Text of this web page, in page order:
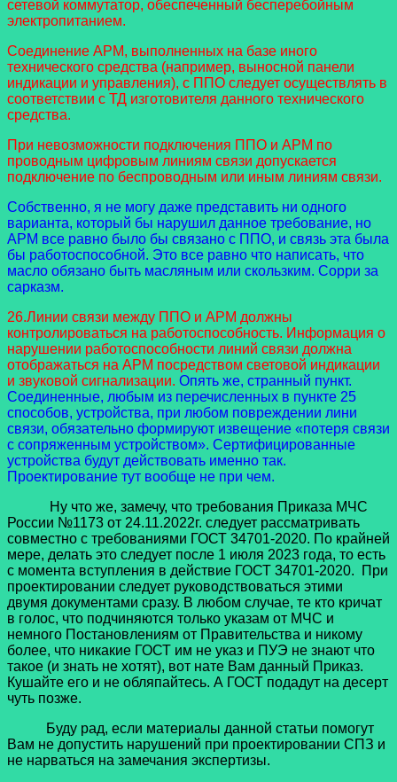
сетевой коммутатор, обеспеченный бесперебойным
электропитанием.
Соединение АРМ, выполненных на базе иного
технического средства (например, выносной панели
индикации и управления), с ППО следует осуществлять в
соответствии с ТД изготовителя данного технического
средства.
При невозможности подключения ППО и АРМ по
проводным цифровым линиям связи допускается
подключение по беспроводным или иным линиям связи.
Собственно, я не могу даже представить ни одного
варианта, который бы нарушил данное требование, но
АРМ все равно было бы связано с ППО, и связь эта была
бы работоспособной. Это все равно что написать, что
масло обязано быть масляным или скользким. Сорри за
сарказм.
26.Линии связи между ППО и АРМ должны
контролироваться на работоспособность. Информация о
нарушении работоспособности линий связи должна
отображаться на АРМ посредством световой индикации
и звуковой сигнализации. Опять же, странный пункт.
Соединенные, любым из перечисленных в пункте 25
способов, устройства, при любом повреждении лини
связи, обязательно формируют извещение «потеря связи
с сопряженным устройством». Сертифицированные
устройства будут действовать именно так.
Проектирование тут вообще не при чем.
Ну что же, замечу, что требования Приказа МЧС
России №1173 от 24.11.2022г. следует рассматривать
совместно с требованиями ГОСТ 34701-2020. По крайней
мере, делать это следует после 1 июля 2023 года, то есть
с момента вступления в действие ГОСТ 34701-2020. При
проектировании следует руководствоваться этими
двумя документами сразу. В любом случае, те кто кричат
в голос, что подчиняются только указам от МЧС и
немного Постановлениям от Правительства и никому
более, что никакие ГОСТ им не указ и ПУЭ не знают что
такое (и знать не хотят), вот нате Вам данный Приказ.
Кушайте его и не обляпайтесь. А ГОСТ подадут на десерт
чуть позже.
Буду рад, если материалы данной статьи помогут
Вам не допустить нарушений при проектировании СПЗ и
не нарваться на замечания экспертизы.